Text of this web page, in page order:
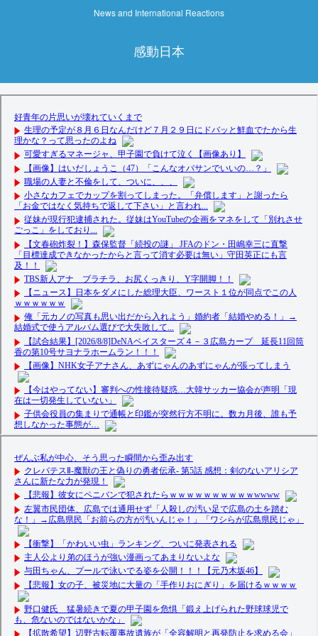
News and International Reactions
感動日本